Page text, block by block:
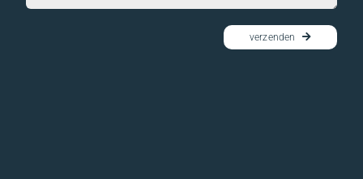
verzenden